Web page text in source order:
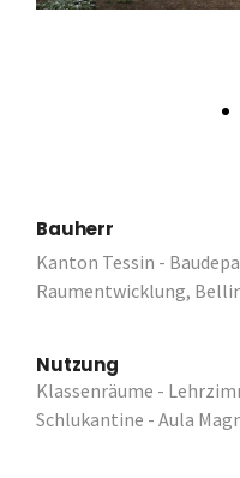
Bauherr
Kanton Tessin -
Raumentwicklung,
Nutzung
Klassenräume -
Schlukantine - Aula